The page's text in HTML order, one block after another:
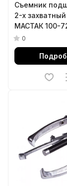
Съемник
2-х
МАСТАК 100-
0